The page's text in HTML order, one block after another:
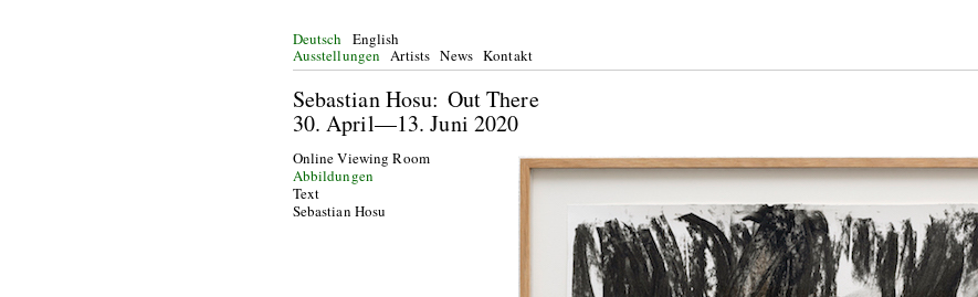
Deutsch
English
Ausstellungen Artists News Kontakt
Sebastian Hosu: Out There
30. April—13. Juni 2020
Online Viewing Room
Abbildungen
Text
Sebastian Hosu